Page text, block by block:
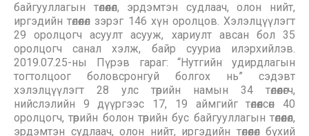
байгууллагын төлөөлөл, эрдэмтэн судлаач, олон нийт,
иргэдийн төлөөлөл зэрэг 146 хүн оролцов. Хэлэлцүүлэгт
29 оролцогч асуулт асууж, хариулт авсан бол 35
оролцогч санал хэлж, байр сууриа илэрхийлэв.
2019.07.25-ны Пүрэв гараг: “Нутгийн удирдлагын
тогтолцоог боловсронгуй болгох нь” сэдэвт
хэлэлцүүлэгт 28 улс төрийн намын 34 төлөөлөгч,
нийслэлийн 9 дүүргээс 17, 19 аймгийг төлөөлсөн 40
оролцогч, төрийн болон төрийн бус байгууллагын төлөөлөл,
эрдэмтэн судлаач, олон нийт, иргэдийн төлөөлөл бүхий